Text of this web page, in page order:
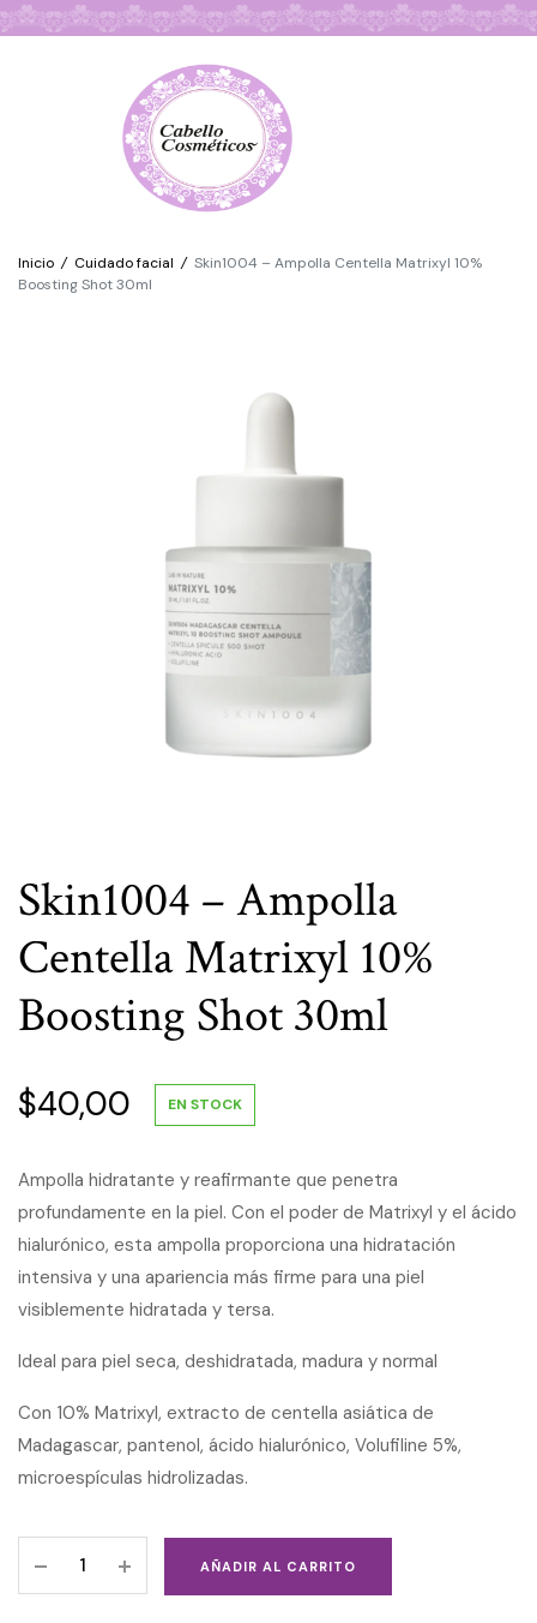
Inicio / Cuidado facial / Skin1004 – Ampolla Centella Matrixyl 10%
Boosting Shot 30ml
Skin1004 – Ampolla
Centella Matrixyl 10%
Boosting Shot 30ml
$40,00 EN STOCK
Ampolla hidratante y reafirmante que penetra
profundamente en la piel. Con el poder de Matrixyl y el ácido
hialurónico, esta ampolla proporciona una hidratación
intensiva y una apariencia más firme para una piel
visiblemente hidratada y tersa.
Ideal para piel seca, deshidratada, madura y normal
Con 10% Matrixyl, extracto de centella asiática de
Madagascar, pantenol, ácido hialurónico, Volufiline 5%,
microespículas hidrolizadas.
AÑADIR AL CARRITO